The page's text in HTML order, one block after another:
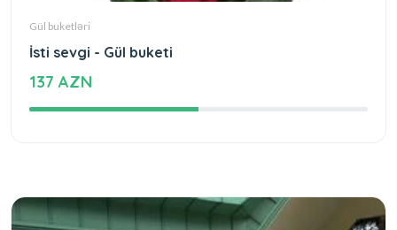
Gül buketləri
İsti sevgi - Gül buketi
137 AZN